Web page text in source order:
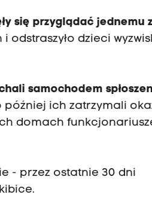
się przyglądać jednemu z
odstraszyło dzieci
samochodem
później ich zatrzymali
domach
- przez ostatnie 30 dni